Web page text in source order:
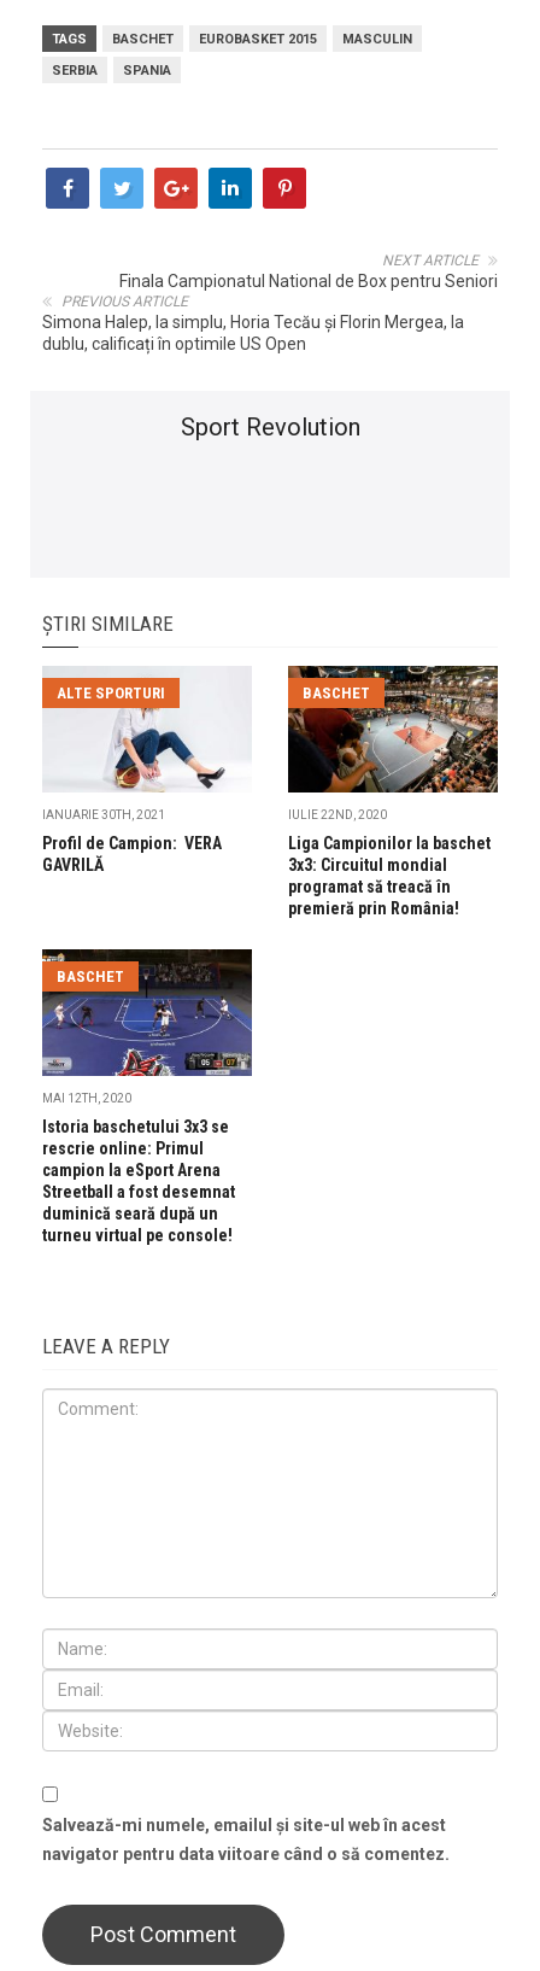
TAGS BASCHET EUROBASKET 2015
MASCULIN
SERBIA
SPANIA
NEXT ARTICLE
Finala Campionatul National de Box pentru Seniori
PREVIOUS ARTICLE
Simona Halep, la simplu, Horia Tecău și Florin Mergea, la
dublu, calificați în optimile US Open
Sport Revolution
ȘTIRI SIMILARE
ALTE SPORTURI
IANUARIE 30TH, 2021
Profil de Campion: VERA
GAVRILĂ
BASCHET
IULIE 22ND, 2020
Liga Campionilor la baschet
3x3: Circuitul mondial
programat să treacă în
premieră prin România!
BASCHET
MAI 12TH, 2020
Istoria baschetului 3x3 se
rescrie online: Primul
campion la eSport Arena
Streetball a fost desemnat
duminică seară după un
turneu virtual pe console!
LEAVE A REPLY
Salvează-mi numele, emailul și site-ul web în acest
navigator pentru data viitoare când o să comentez.